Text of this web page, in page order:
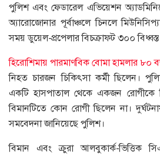
পুলিশ এবং ফেডারেল এভিয়েশন
অ্যারোজোনার পূর্বাঞ্চলে চিনলে
সময় ডুয়েল-প্রপেলার বিচক্রাফ্ট ৩০০
হিরোশিমায় পারমাণবিক বোমা হামলার ৮০
নিহত চারজন চিকিৎসা কর্মী ছিলেন।
একটি হাসপাতাল থেকে একজন রোগীকে
বিমানটিতে কোন রোগী ছিলেন না।
সমবেদনা জানিয়েছে পুলিশ।
বিমান এবং ক্রুরা আলবুকার্ক-ভিত্তিক